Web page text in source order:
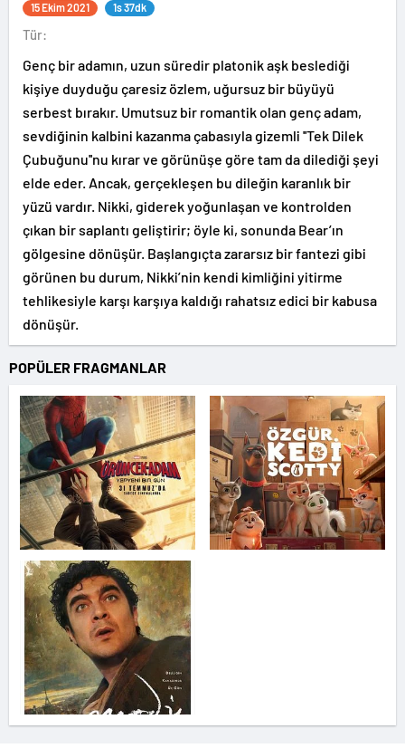
15 Ekim 2021 1s 37dk
Tür:
Genç bir adamın, uzun süredir platonik aşk beslediği
kişiye duyduğu çaresiz özlem, uğursuz bir büyüyü
serbest bırakır. Umutsuz bir romantik olan genç adam,
sevdiğinin kalbini kazanma çabasıyla gizemli ''Tek Dilek
Çubuğunu''nu kırar ve görünüşe göre tam da dilediği şeyi
elde eder. Ancak, gerçekleşen bu dileğin karanlık bir
yüzü vardır. Nikki, giderek yoğunlaşan ve kontrolden
çıkan bir saplantı geliştirir; öyle ki, sonunda Bear’ın
gölgesine dönüşür. Başlangıçta zararsız bir fantezi gibi
görünen bu durum, Nikki’nin kendi kimliğini yitirme
tehlikesiyle karşı karşıya kaldığı rahatsız edici bir kabusa
dönüşür.
POPÜLER FRAGMANLAR